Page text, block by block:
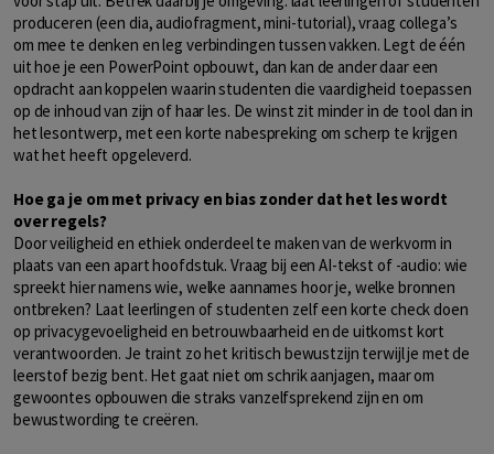
produceren (een dia, audiofragment, mini-tutorial), vraag collega’s
om mee te denken en leg verbindingen tussen vakken. Legt de één
uit hoe je een PowerPoint opbouwt, dan kan de ander daar een
opdracht aan koppelen waarin studenten die vaardigheid toepassen
op de inhoud van zijn of haar les. De winst zit minder in de tool dan in
het lesontwerp, met een korte nabespreking om scherp te krijgen
wat het heeft opgeleverd.
Hoe ga je om met privacy en bias zonder dat het les wordt
over regels?
Door veiligheid en ethiek onderdeel te maken van de werkvorm in
plaats van een apart hoofdstuk. Vraag bij een AI-tekst of -audio: wie
spreekt hier namens wie, welke aannames hoor je, welke bronnen
ontbreken? Laat leerlingen of studenten zelf een korte check doen
op privacygevoeligheid en betrouwbaarheid en de uitkomst kort
verantwoorden. Je traint zo het kritisch bewustzijn terwijl je met de
leerstof bezig bent. Het gaat niet om schrik aanjagen, maar om
gewoontes opbouwen die straks vanzelfsprekend zijn en om
bewustwording te creëren.